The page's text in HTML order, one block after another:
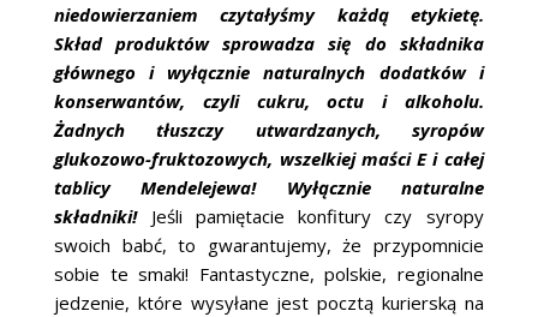
niedowierzaniem czytałyśmy każdą etykietę.
Skład produktów sprowadza się do składnika
głównego i wyłącznie naturalnych dodatków i
konserwantów, czyli cukru, octu i alkoholu.
Żadnych tłuszczy utwardzanych, syropów
glukozowo-fruktozowych, wszelkiej maści E i całej
tablicy Mendelejewa! Wyłącznie naturalne
składniki!Jeśli pamiętacie konfitury czy syropy
swoich babć, to gwarantujemy, że przypomnicie
sobie te smaki! Fantastyczne, polskie, regionalne
jedzenie, które wysyłane jest pocztą kurierską na